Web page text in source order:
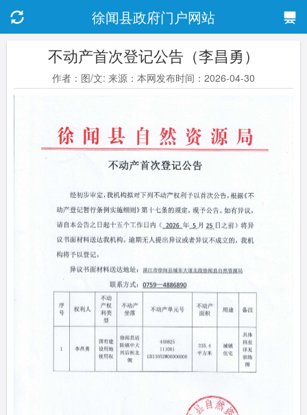
徐闻县政府门户网站
不动产首次登记公告（李昌勇）
作者：图/文: 来源：本网发布时间：2026-04-30